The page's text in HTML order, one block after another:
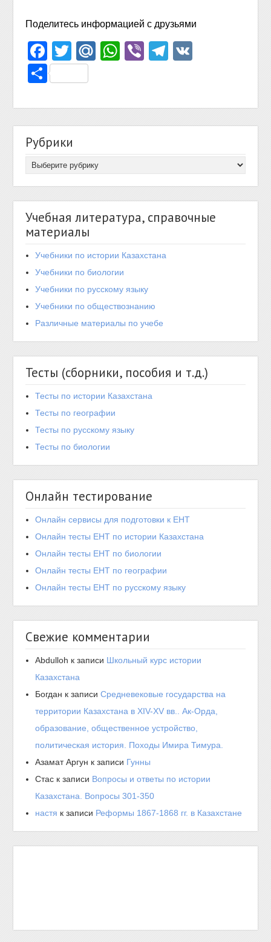
Поделитесь информацией с друзьями
Facebook
TwitterMail.Ru
WhatsApp
ViberTelegram
Отправить
Рубрики
Учебная литература, справочные
материалы
Учебники по истории Казахстана
Учебники по биологии
Учебники по русскому языку
Учебники по обществознанию
Различные материалы по учебе
Тесты (сборники, пособия и т.д.)
Тесты по истории Казахстана
Тесты по географии
Тесты по русскому языку
Тесты по биологии
Онлайн тестирование
Онлайн сервисы для подготовки к ЕНТ
Онлайн тесты ЕНТ по истории Казахстана
Онлайн тесты ЕНТ по биологии
Онлайн тесты ЕНТ по географии
Онлайн тесты ЕНТ по русскому языку
Свежие комментарии
Abdulloh к записи Школьный курс истории
Казахстана
Богдан к записиСредневековые государства на
территории Казахстана в XIV-XV вв.. Ак-Орда,
образование, общественное устройство,
политическая история. Походы Имира Тимура.
Азамат Аргун к записи Гунны
Стас к записи Вопросы и ответы по истории
Казахстана. Вопросы 301-350
настя к записи Реформы 1867-1868 гг. в Казахстане